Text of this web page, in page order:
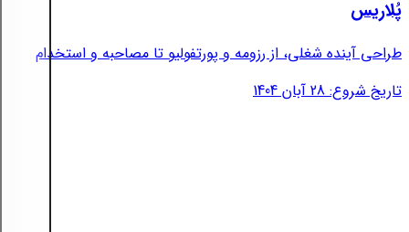
پُلاریس
طراحی آینده شغلی، از رزومه و پورتفولیو تا مصاحبه و استخدام
تاریخ شروع: 28 آبان 1404